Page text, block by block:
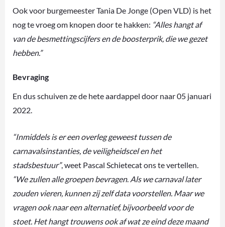
Ook voor burgemeester Tania De Jonge (Open VLD) is het
nog te vroeg om knopen door te hakken: “Alles hangt af
van de besmettingscijfers en de boosterprik, die we gezet
hebben.”
Bevraging
En dus schuiven ze de hete aardappel door naar 05 januari
2022.
“Inmiddels is er een overleg geweest tussen de
carnavalsinstanties, de veiligheidscel en het
stadsbestuur”, weet Pascal Schietecat ons te vertellen.
“We zullen alle groepen bevragen. Als we carnaval later
zouden vieren, kunnen zij zelf data voorstellen. Maar we
vragen ook naar een alternatief, bijvoorbeeld voor de
stoet. Het hangt trouwens ook af wat ze eind deze maand